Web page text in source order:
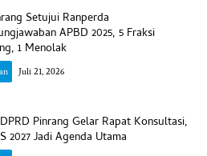
Setujui Ranperda
APBD 2025, 5 Fraksi
1 Menolak
Juli 21, 2026
Pinrang Gelar Rapat Konsultasi,
2027 Jadi Agenda Utama